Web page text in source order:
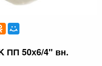
ПП 50х6/4" вн.